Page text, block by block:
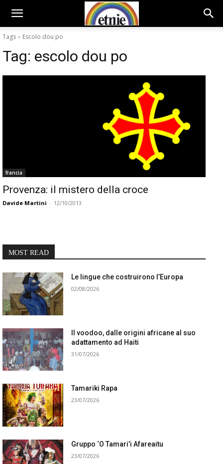
Tags Escolo dou po
Tag: escolo dou po
francia
Provenza: il mistero della croce
Davide Martini - 12/10/2013
MOST READ
Le lingue che costruirono l’Europa
02/08/2026
Il voodoo, dalle origini africane al suo
adattamento ad Haiti
31/07/2026
Tamariki Rapa
23/07/2026
Gruppo ‘O Tamari’i Afareaitu
23/07/2026